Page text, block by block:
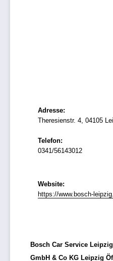
Adresse:
Theresienstr. 4, 04105
Telefon:
0341/56143012
Website:
https://www.bosch-
Bosch Car Service
GmbH & Co KG Leipzig